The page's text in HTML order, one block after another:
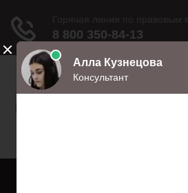
Права